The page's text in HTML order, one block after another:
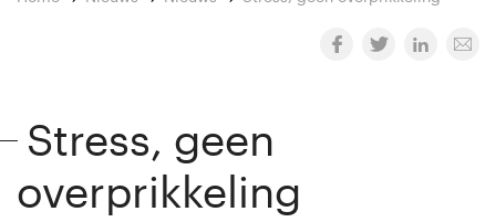
Stress, geen
overprikkeling